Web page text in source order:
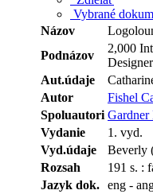
Vybrané
Názov
Podnázov
2,000
Aut.údaje
Autor
Fishel
Spoluautori
Vydanie
1. vyd.
Vyd.údaje
Beverly
Rozsah
191 s. :
Jazyk dok. eng -